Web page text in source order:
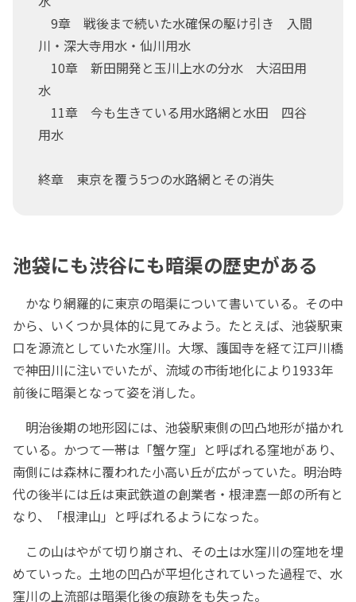
9章 戦後まで続いた水確保の駆け引き 入間
川・深大寺用水・仙川用水
10章 新田開発と玉川上水の分水 大沼田用
水
11章 今も生きている用水路網と水田 四谷
用水
終章 東京を覆う5つの水路網とその消失
池袋にも渋谷にも暗渠の歴史がある
かなり網羅的に東京の暗渠について書いている。その中
から、いくつか具体的に見てみよう。たとえば、池袋駅東
口を源流としていた水窪川。大塚、護国寺を経て江戸川橋
で神田川に注いでいたが、流域の市街地化により1933年
前後に暗渠となって姿を消した。
明治後期の地形図には、池袋駅東側の凹凸地形が描かれ
ている。かつて一帯は「蟹ケ窪」と呼ばれる窪地があり、
南側には森林に覆われた小高い丘が広がっていた。明治時
代の後半には丘は東武鉄道の創業者・根津嘉一郎の所有と
なり、「根津山」と呼ばれるようになった。
この山はやがて切り崩され、その土は水窪川の窪地を埋
めていった。土地の凹凸が平坦化されていった過程で、水
窪川の上流部は暗渠化後の痕跡をも失った。